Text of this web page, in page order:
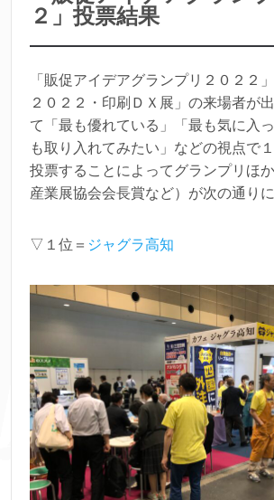
２」投票結果
「販促アイデアグランプリ２０２２
２０２２・印刷ＤＸ展」の来場者が
て「最も優れている」「最も気に入
も取り入れてみたい」などの視点で
投票することによってグランプリほ
産業展協会会長賞など）が次の通りに
▽１位＝ ジャグラ高知